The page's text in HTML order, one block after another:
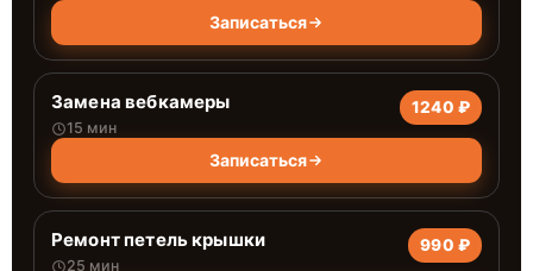
Записаться
Замена вебкамеры
15 мин
1240 ₽
Записаться
Ремонт петель крышки
25 мин
990 ₽